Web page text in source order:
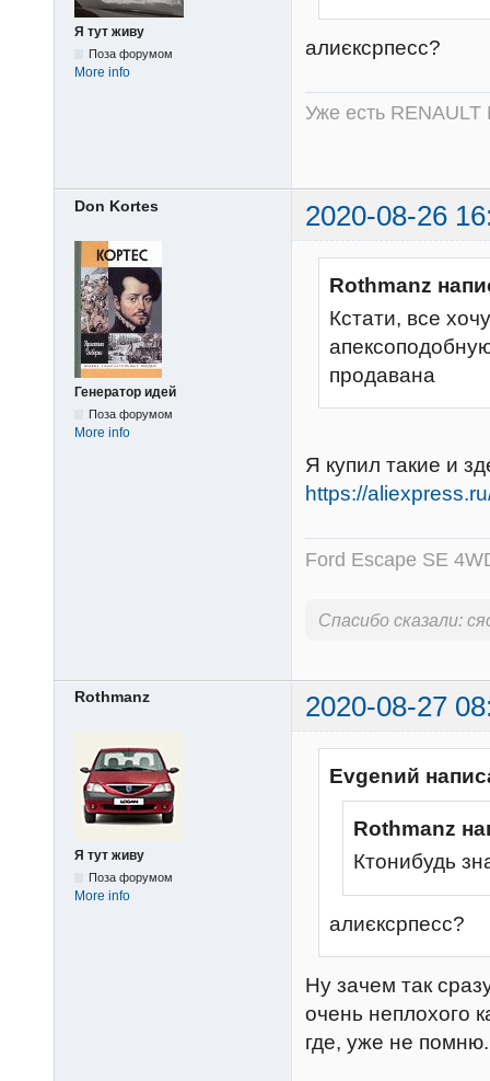
Я тут живу
Поза форумом
More info
алиєксрпесс?
Уже есть
Don Kortes 2020-08-26
Генератор идей
Поза форумом
More info
Rothmanz
Кстати, все
продавана
Я купил такие и
https://
Ford Escape SE
Спасибо сказали:
Rothmanz 2020-08-27
Я тут живу
Поза форумом
More info
Evgenий
Rothmanz
Ктонибудь
алиєксрпесс?
Ну зачем так
очень неплохого
где, уже не помню.